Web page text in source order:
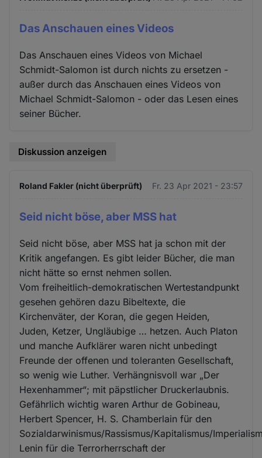
Das Anschauen eines Videos
Das Anschauen eines Videos von Michael
Schmidt-Salomon ist durch nichts zu ersetzen -
außer durch das Anschauen eines Videos von
Michael Schmidt-Salomon - oder das Lesen eines
seiner Bücher.
Diskussion anzeigen
Roland Fakler (nicht überprüft) Fr. 23 Apr 2021 - 23:57
Seid nicht böse, aber MSS hat
Seid nicht böse, aber MSS hat ja schon mit der
Kritik angefangen. Es gibt leider Bücher, die man
nicht hätte so ernst nehmen sollen.
Vom freiheitlich-demokratischen Wertestandpunkt
gesehen gehören dazu Bibeltexte, die
Kirchenväter, der Koran, die gegen Heiden,
Juden, Ketzer, Ungläubige … hetzen. Auch Platon
und manche Aufklärer waren nicht unbedingt
Freunde der offenen und toleranten Gesellschaft,
so wenig wie Luther. Verhängnisvoll war „Der
Hexenhammer“; mit päpstlicher Druckerlaubnis.
Gefährlich wichtig waren Arthur de Gobineau,
Herbert Spencer, H. S. Chamberlain für den
Sozialdarwinismus/Rassismus/Kapitalismus/
Lenin für die Terrorherrschaft der